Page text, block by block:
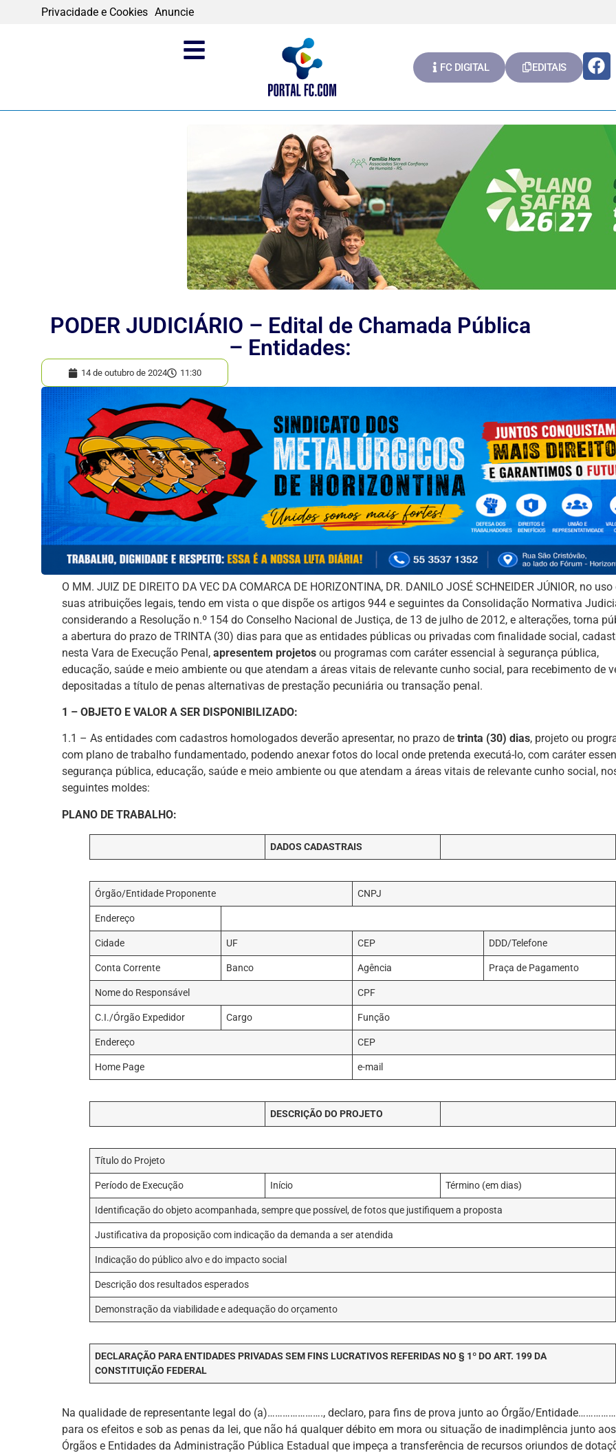
Privacidade e Cookies Anuncie
FC DIGITAL EDITAIS
PODER JUDICIÁRIO – Edital de Chamada Pública
– Entidades:
14 de outubro de 2024 11:30
O MM. JUIZ DE DIREITO DA VEC DA COMARCA DE HORIZONTINA, DR. DANILO JOSÉ SCHNEIDER JÚNIOR, no uso
suas atribuições legais, tendo em vista o que dispõe os artigos 944 e seguintes da Consolidação Normativa
considerando a Resolução n.º 154 do Conselho Nacional de Justiça, de 13 de julho de 2012, e alterações, torna
a abertura do prazo de TRINTA (30) dias para que as entidades públicas ou privadas com finalidade social,
nesta Vara de Execução Penal, apresentem projetos ou programas com caráter essencial à segurança pública,
educação, saúde e meio ambiente ou que atendam a áreas vitais de relevante cunho social, para recebimento de
depositadas a título de penas alternativas de prestação pecuniária ou transação penal.
1 – OBJETO E VALOR A SER DISPONIBILIZADO:
1.1 – As entidades com cadastros homologados deverão apresentar, no prazo de trinta (30) dias, projeto ou
com plano de trabalho fundamentado, podendo anexar fotos do local onde pretenda executá-lo, com caráter
segurança pública, educação, saúde e meio ambiente ou que atendam a áreas vitais de relevante cunho social,
seguintes moldes:
PLANO DE TRABALHO:
DADOS CADASTRAIS
Órgão/Entidade Proponente CNPJ
Endereço
Cidade UF CEP DDD/Telefone
Conta Corrente Banco Agência Praça de Pagamento
Nome do Responsável CPF
C.I./Órgão Expedidor Cargo Função
Endereço CEP
Home Page e-mail
DESCRIÇÃO DO PROJETO
Título do Projeto
Período de Execução Início Término (em dias)
Identificação do objeto acompanhada, sempre que possível, de fotos que justifiquem a proposta
Justificativa da proposição com indicação da demanda a ser atendida
Indicação do público alvo e do impacto social
Descrição dos resultados esperados
Demonstração da viabilidade e adequação do orçamento
DECLARAÇÃO PARA ENTIDADES PRIVADAS SEM FINS LUCRATIVOS REFERIDAS NO § 1º DO ART. 199 DA
CONSTITUIÇÃO FEDERAL
Na qualidade de representante legal do (a)…………………., declaro, para fins de prova junto ao Órgão/
para os efeitos e sob as penas da lei, que não há qualquer débito em mora ou situação de inadimplência junto aos
Órgãos e Entidades da Administração Pública Estadual que impeça a transferência de recursos oriundos de